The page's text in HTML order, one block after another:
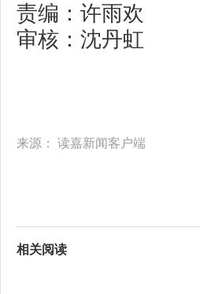
责编：许雨欢
审核：沈丹虹
来源： 读嘉新闻客户端
相关阅读